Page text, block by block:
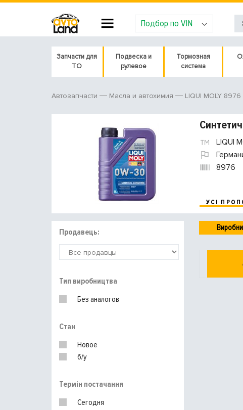
Подбор по VIN
Запчасти для
ТО
Подвеска и
рулевое
Тормозная
система
Автозапчасти Масла и автохимия LIQUI MOLY 8976
LIQUI
8976
УСІ
Продавець:
Тип виробництва
Без аналогов
Стан
Новое
б/у
Термін постачання
Сегодня